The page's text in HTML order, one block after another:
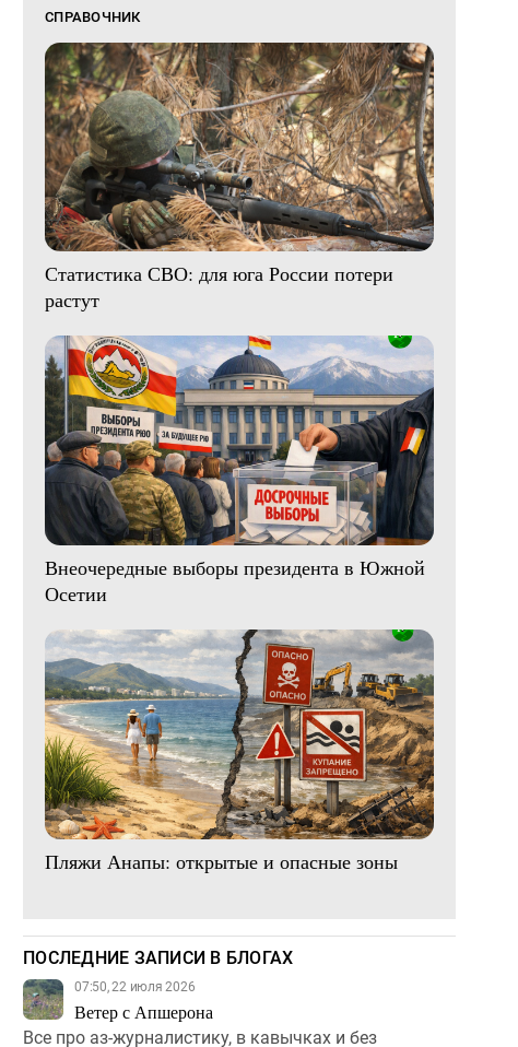
СПРАВОЧНИК
Статистика СВО: для юга России потери
растут
Внеочередные выборы президента в Южной
Осетии
Пляжи Анапы: открытые и опасные зоны
ПОСЛЕДНИЕ ЗАПИСИ В БЛОГАХ
07:50, 22 июля 2026
Ветер с Апшерона
Все про аз-журналистику, в кавычках и без